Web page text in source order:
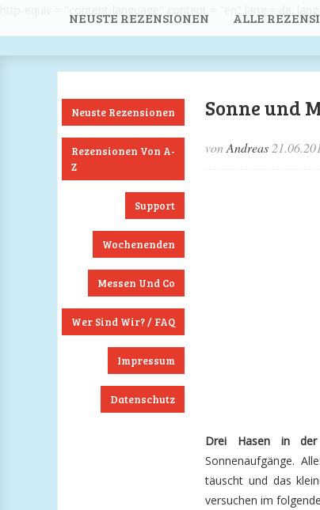
NEUSTE REZENSIONEN ALLE
Neuste Rezensionen
Rezensionen Von A-
Z
Support
Wochenenden
Messen Und Co
Wer Sind Wir? / FAQ
Impressum
Datenschutz
Sonne und
vonAndreas
Drei Hasen in der
Sonnenaufgänge.
täuscht und das
versuchen im
Instagram